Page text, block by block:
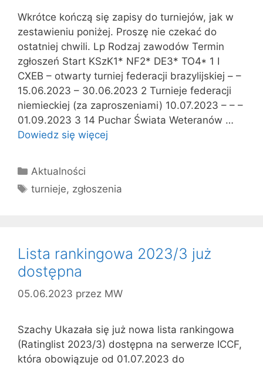
Wkrótce kończą się zapisy do turniejów, jak w
zestawieniu poniżej. Proszę nie czekać do
ostatniej chwili. Lp Rodzaj zawodów Termin
zgłoszeń Start KSzK1* NF2* DE3* TO4* 1 I
CXEB – otwarty turniej federacji brazylijskiej – –
15.06.2023 – 30.06.2023 2 Turnieje federacji
niemieckiej (za zaproszeniami) 10.07.2023 – – –
01.09.2023 3 14 Puchar Świata Weteranów …
Dowiedz się więcej
Kategorie
Aktualności
Tagi
turnieje, zgłoszenia
Lista rankingowa 2023/3 już
dostępna
05.06.2023 przez MW
Szachy Ukazała się już nowa lista rankingowa
(Ratinglist 2023/3) dostępna na serwerze ICCF,
która obowiązuje od 01.07.2023 do